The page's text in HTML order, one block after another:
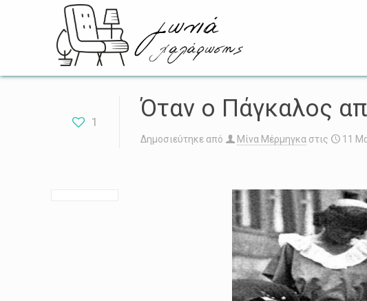
1 Όταν ο Πάγκαλος
Δημοσιεύτηκε από Μίνα Μέρμηγκα στις 11